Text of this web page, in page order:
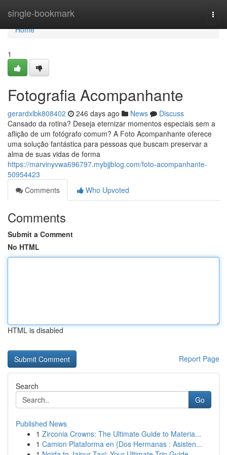
single-bookmark
Home
Home
1
Fotografia Acompanhante
gerardxlbk808402 246 days ago News
Discuss
Cansado da rotina? Deseja eternizar momentos especiais sem a
aflição de um fotógrafo comum? A Foto Acompanhante oferece
uma solução fantástica para pessoas que buscam preservar a
alma de suas vidas de forma
https://marvinyvwa696797.mybjjblog.com/foto-acompanhante-
50954423
Comments
Who Upvoted
Comments
Submit a Comment
No HTML
HTML is disabled
Report Page
Search
Go
Published News
1 Zirconia Crowns: The Ultimate Guide to Materia...
1 Camion Plataforma en {Dos Hermanas : Asisten...